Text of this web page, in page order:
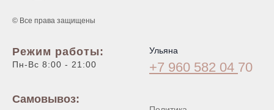
© Все права защищены
Режим работы:
Пн-Вс 8:00 - 21:00
Самовывоз:
Ульяна
+7 960 582 04 70